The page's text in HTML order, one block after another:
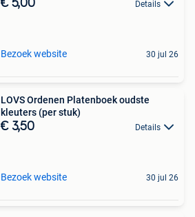
€ 5,00 Details
Bezoek website 30 jul 26
LOVS Ordenen Platenboek oudste
kleuters (per stuk)
€ 3,50 Details
Bezoek website 30 jul 26